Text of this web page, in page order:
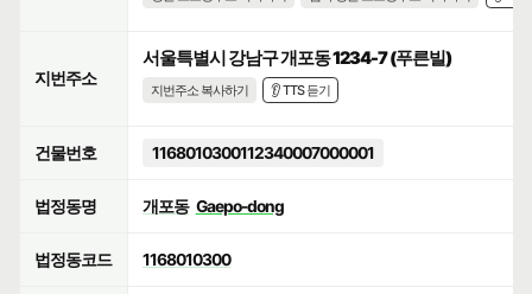
지번주소
서울특별시 강남구 개포동 1234-7 (푸른빌)
지번주소 복사하기 👂 TTS 듣기
건물번호 1168010300112340007000001
법정동명 개포동 Gaepo-dong
법정동코드 1168010300